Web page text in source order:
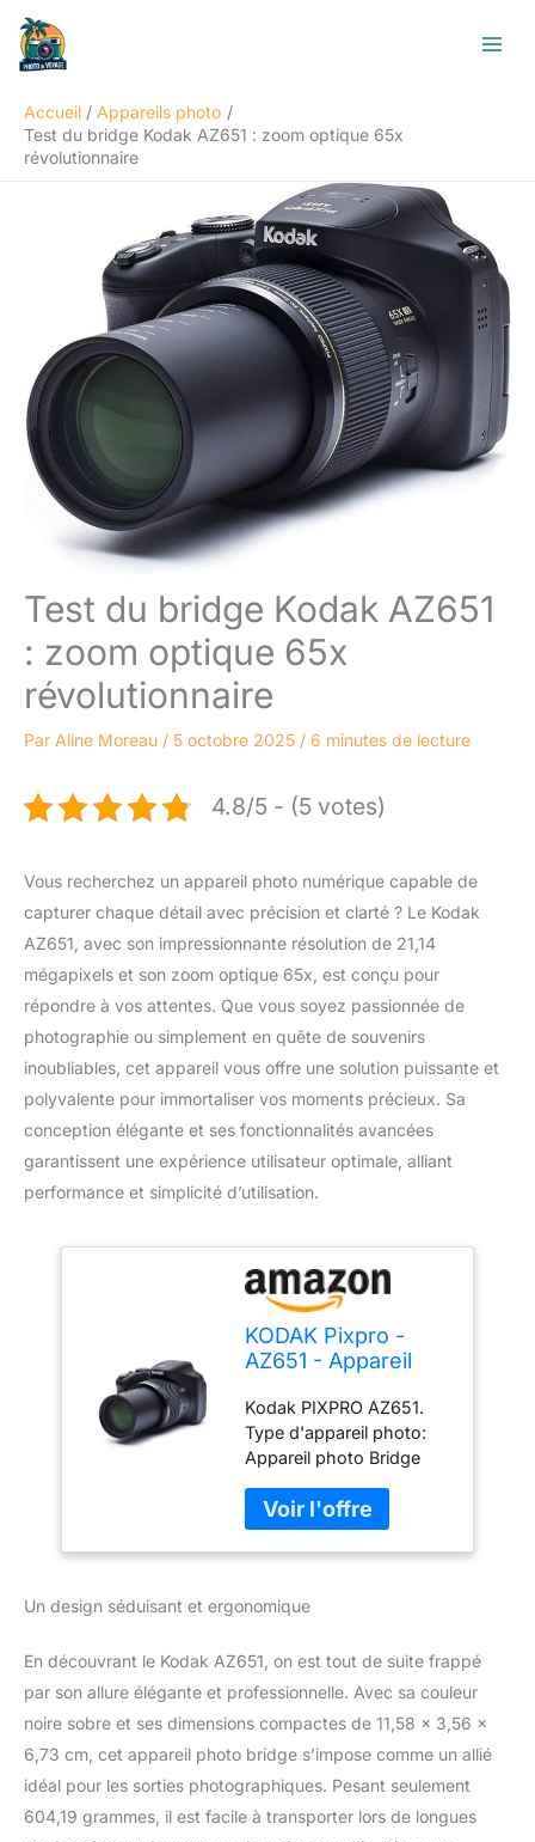
Aller
contenu
Accueil
Appareils photo
Test du bridge Kodak AZ651 : zoom optique 65x
révolutionnaire
Test du bridge Kodak AZ651
: zoom optique 65x
révolutionnaire
Par Aline Moreau / 5 octobre 2025 / 6 minutes de lecture
4.8/5 - (5 votes)
Vous recherchez un appareil photo numérique capable de
capturer chaque détail avec précision et clarté ? Le Kodak
AZ651, avec son impressionnante résolution de 21,14
mégapixels et son zoom optique 65x, est conçu pour
répondre à vos attentes. Que vous soyez passionnée de
photographie ou simplement en quête de souvenirs
inoubliables, cet appareil vous offre une solution puissante et
polyvalente pour immortaliser vos moments précieux. Sa
conception élégante et ses fonctionnalités avancées
garantissent une expérience utilisateur optimale, alliant
performance et simplicité d’utilisation.
KODAK Pixpro -
AZ651 - Appareil
Numérique 20
Mpixels - Noir
Kodak PIXPRO AZ651.
Type d'appareil photo:
Appareil photo Bridge
Taille du capteur d'image:
1/2.3" Type de capteur:
BSI CMOS Résolution
x 3888 pixels. La
3200.
Un design séduisant et ergonomique
En découvrant le Kodak AZ651, on est tout de suite frappé
par son allure élégante et professionnelle. Avec sa couleur
noire sobre et ses dimensions compactes de 11,58 x 3,56 x
6,73 cm, cet appareil photo bridge s’impose comme un allié
idéal pour les sorties photographiques. Pesant seulement
604,19 grammes, il est facile à transporter lors de longues
R
e
h